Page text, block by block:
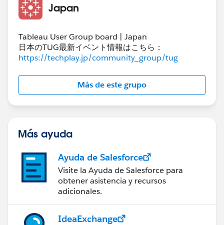
Japan
Tableau User Group board | Japan
日本のTUG最新イベント情報はこちら：
https://techplay.jp/community_group/tug
Más de este grupo
Más ayuda
Ayuda de Salesforce
Visite la Ayuda de Salesforce para
obtener asistencia y recursos
adicionales.
IdeaExchange